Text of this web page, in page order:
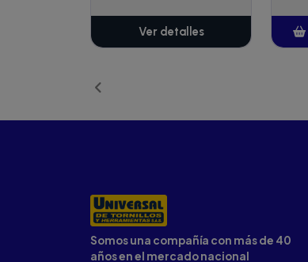
Ver detalles
Somos una compañía con más de 40
años en el mercado nacional